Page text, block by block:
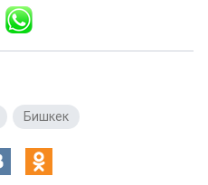
Бишкек